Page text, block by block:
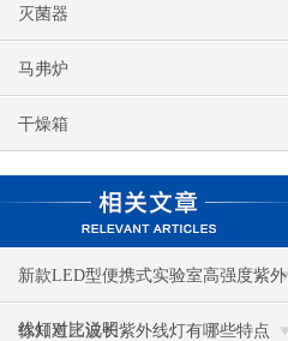
灭菌器
马弗炉
干燥箱
新款LED型便携式实验室高强度紫外
线灯对比说明
你知道三波长紫外线灯有哪些特点